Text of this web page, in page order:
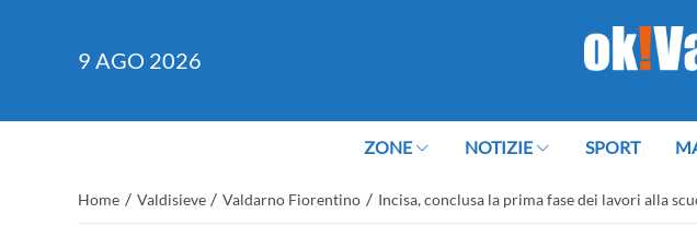
9 AGO 2026
ZONE NOTIZIE SPORT
Home / Valdisieve / Valdarno Fiorentino / Incisa, conclusa la prima fase dei lavori alla